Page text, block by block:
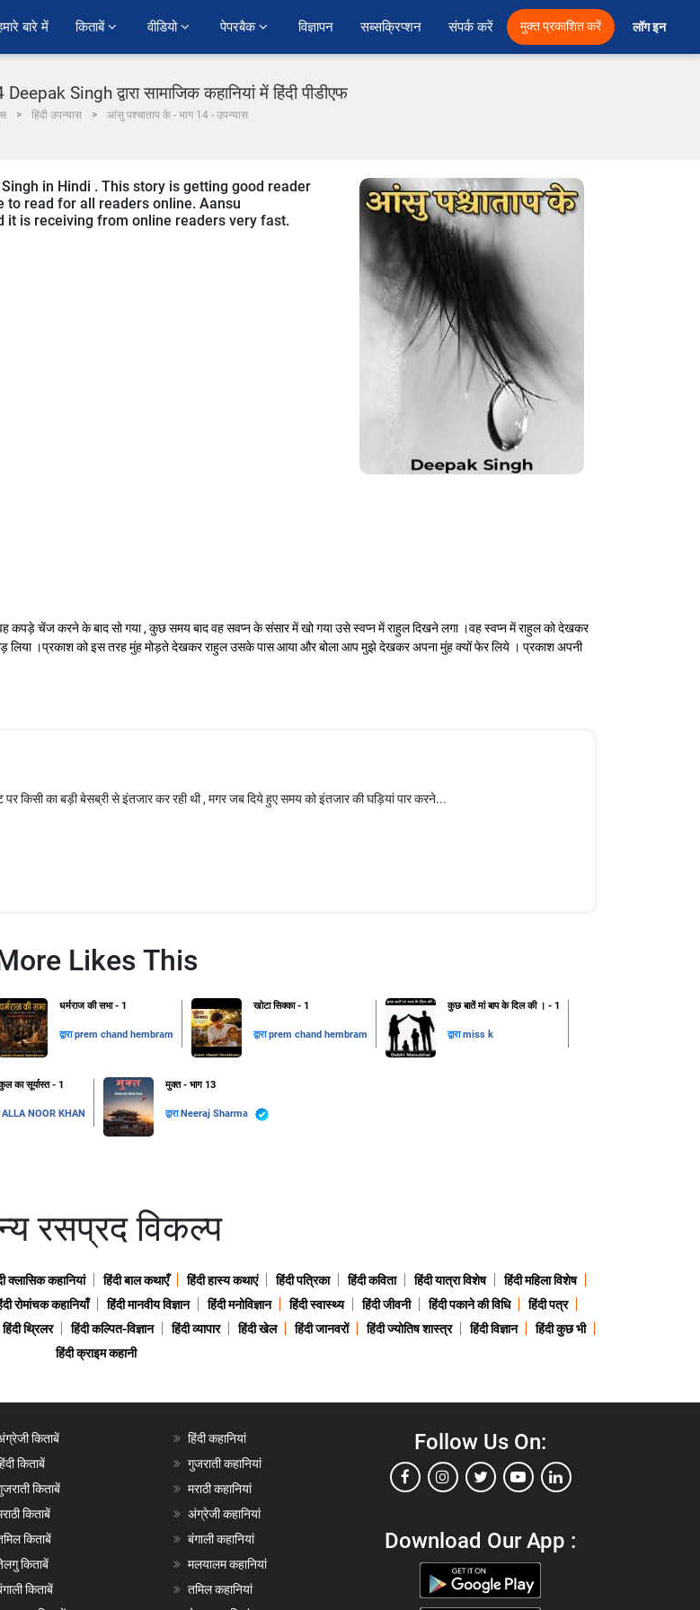
बारे में किताबें वीडियो पेपरबैक विज्ञापन सब्सक्रिप्शन संपर्क करें मुक्त प्रकाशित करें लॉग इन
Singh द्वारा सामाजिक कहानियां में हिंदी पीडीएफ
हिंदी उपन्यास आंसु पश्चाताप के - भाग 14 - उपन्यास
in Hindi . This story is getting good reader
to read for all readers online. Aansu
it is receiving from online readers very fast.
कपड़े चेंज करने के बाद सो गया , कुछ समय बाद वह सवप्न के संसार में खो गया उसे स्वप्न में राहुल दिखने लगा ।वह स्वप्न में राहुल को देखकर
लिया ।प्रकाश को इस तरह मुंह मोड़ते देखकर राहुल उसके पास आया और बोला आप मुझे देखकर अपना मुंह क्यों फेर लिये । प्रकाश अपनी
का बड़ी बेसब्री से इंतजार कर रही थी , मगर जब दिये हुए समय को इंतजार की घड़ियां पार करने...
Likes This
धर्मराज की सभा - 1
द्वाराprem chand hembram
खोटा सिक्का - 1
द्वाराprem chand hembram
कुछ बातें मां बाप के दिल की । - 1
द्वाराmiss k
का सूर्यास्त - 1
ALLA NOOR KHAN
मुक्त - भाग 13
द्वारा Neeraj Sharma
रसप्रद विकल्प
क्लासिक कहानियां हिंदी बाल कथाएँ हिंदी हास्य कथाएं हिंदी पत्रिका हिंदी कविता हिंदी यात्रा विशेष
हिंदी महिला विशेष
रोमांचक कहानियाँ हिंदी मानवीय विज्ञान हिंदी मनोविज्ञान हिंदी स्वास्थ्य हिंदी जीवनी हिंदी पकाने की विधि
हिंदी पत्र
हिंदी थ्रिलर हिंदी कल्पित-विज्ञान हिंदी व्यापार हिंदी खेल हिंदी जानवरों हिंदी ज्योतिष शास्त्र हिंदी विज्ञान
हिंदी कुछ भी
हिंदी क्राइम कहानी
किताबें
किताबें
किताबें
किताबें
किताबें
किताबें
किताबें
हिंदी कहानियां
गुजराती कहानियां
मराठी कहानियां
अंग्रेजी कहानियां
बंगाली कहानियां
मलयालम कहानियां
तमिल कहानियां
Follow Us On:
Download Our App :